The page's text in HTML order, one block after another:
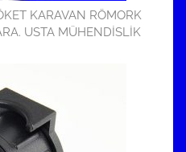
KARAVAN RÖMORK
USTA MÜHENDİSLİK